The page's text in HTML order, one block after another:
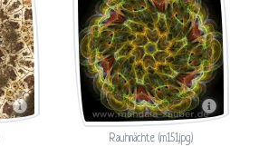
Rauhnächte (m151.jpg)